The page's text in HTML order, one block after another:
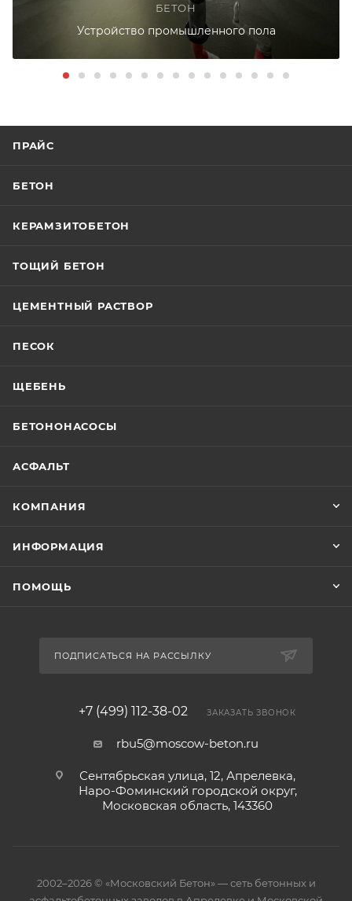
БЕТОН
Устройство промышленного пола
ПРАЙС
БЕТОН
КЕРАМЗИТОБЕТОН
ТОЩИЙ БЕТОН
ЦЕМЕНТНЫЙ РАСТВОР
ПЕСОК
ЩЕБЕНЬ
БЕТОНОНАСОСЫ
АСФАЛЬТ
КОМПАНИЯ
ИНФОРМАЦИЯ
ПОМОЩЬ
ПОДПИСАТЬСЯ НА РАССЫЛКУ
+7 (499) 112-38-02 ЗАКАЗАТЬ ЗВОНОК
rbu5@moscow-beton.ru
Сентябрьская улица, 12, Апрелевка,
Наро-Фоминский городской округ,
Московская область, 143360
2002–2026 © «Московский Бетон» — сеть бетонных и